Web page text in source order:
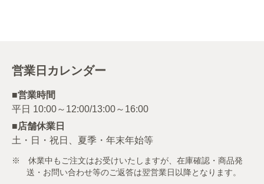
営業日カレンダー
■営業時間
■店舗休業日
土・日・祝日、夏季・年末年始等
※ 休業中もご注文はお受けいたしますが、在庫確認・商品発
送・お問い合わせ等のご返答は翌営業日以降となります。